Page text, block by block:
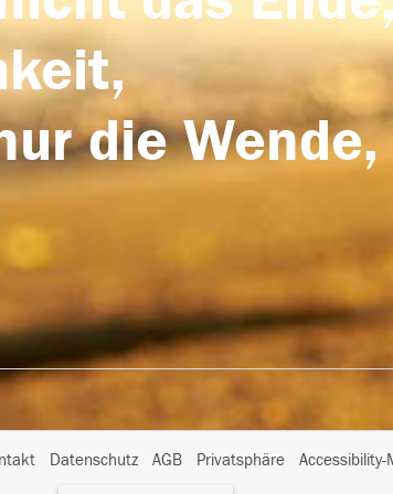
die
Datenschutz AGB Privatsphäre
I